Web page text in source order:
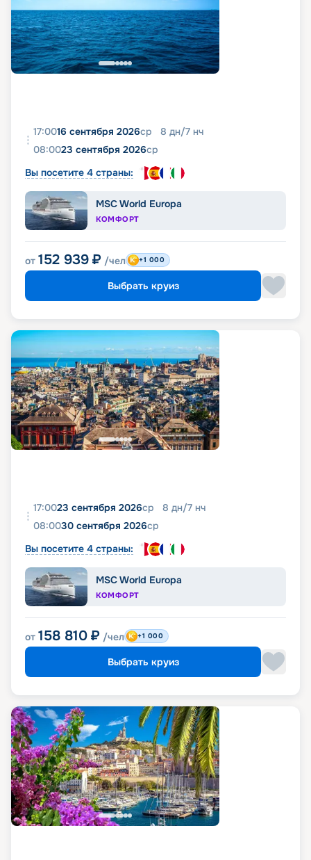
17:0016 сентября 2026ср 8 дн/7 нч
08:0023 сентября 2026ср
Вы посетите 4 страны:
MSC World Europa
КОМФОРТ
от 152 939 ₽ /чел +1 000
Выбрать круиз
17:0023 сентября 2026ср 8 дн/7 нч
08:0030 сентября 2026ср
Вы посетите 4 страны:
MSC World Europa
КОМФОРТ
от 158 810 ₽ /чел +1 000
Выбрать круиз